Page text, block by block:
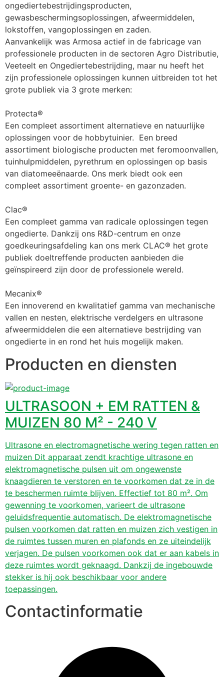
ongediertebestrijdingsproducten,
gewasbeschermingsoplossingen, afweermiddelen,
lokstoffen, vangoplossingen en zaden.
Aanvankelijk was Armosa actief in de fabricage van
professionele producten in de sectoren Agro Distributie,
Veeteelt en Ongediertebestrijding, maar nu heeft het
zijn professionele oplossingen kunnen uitbreiden tot het
grote publiek via 3 grote merken:
Protecta®
Een compleet assortiment alternatieve en natuurlijke
oplossingen voor de hobbytuinier.  Een breed
assortiment biologische producten met feromoonvallen,
tuinhulpmiddelen, pyrethrum en oplossingen op basis
van diatomeeënaarde. Ons merk biedt ook een
compleet assortiment groente- en gazonzaden.
Clac®
Een compleet gamma van radicale oplossingen tegen
ongedierte. Dankzij ons R&D-centrum en onze
goedkeuringsafdeling kan ons merk CLAC® het grote
publiek doeltreffende producten aanbieden die
geïnspireerd zijn door de professionele wereld.
Mecanix®
Een innoverend en kwalitatief gamma van mechanische
vallen en nesten, elektrische verdelgers en ultrasone
afweermiddelen die een alternatieve bestrijding van
ongedierte in en rond het huis mogelijk maken.
Producten en diensten
ULTRASOON + EM RATTEN &
MUIZEN 80 M² - 240 V
Ultrasone en electromagnetische wering tegen ratten en
muizen Dit apparaat zendt krachtige ultrasone en
elektromagnetische pulsen uit om ongewenste
knaagdieren te verstoren en te voorkomen dat ze in de
te beschermen ruimte blijven. Effectief tot 80 m². Om
gewenning te voorkomen, varieert de ultrasone
geluidsfrequentie automatisch. De elektromagnetische
pulsen voorkomen dat ratten en muizen zich vestigen in
de ruimtes tussen muren en plafonds en ze uiteindelijk
verjagen. De pulsen voorkomen ook dat er aan kabels in
deze ruimtes wordt geknaagd. Dankzij de ingebouwde
stekker is hij ook beschikbaar voor andere
toepassingen.
Contactinformatie